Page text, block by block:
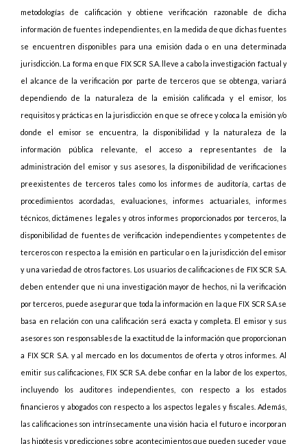
metodologías de calificación y obtiene verificación razonable de dicha
información de fuentes independientes, en la medida de que dichas fuentes
se encuentren disponibles para una emisión dada o en una determinada
jurisdicción. La forma en que FIX SCR S.A. lleve a cabo la investigación factual y
el alcance de la verificación por parte de terceros que se obtenga, variará
dependiendo de la naturaleza de la emisión calificada y el emisor, los
requisitos y prácticas en la jurisdicción en que se ofrece y coloca la emisión y/o
donde el emisor se encuentra, la disponibilidad y la naturaleza de la
información pública relevante, el acceso a representantes de la
administración del emisor y sus asesores, la disponibilidad de verificaciones
preexistentes de terceros tales como los informes de auditoría, cartas de
procedimientos acordadas, evaluaciones, informes actuariales, informes
técnicos, dictámenes legales y otros informes proporcionados por terceros, la
disponibilidad de fuentes de verificación independientes y competentes de
terceros con respecto a la emisión en particular o en la jurisdicción del emisor
y una variedad de otros factores. Los usuarios de calificaciones de FIX SCR S.A.
deben entender que ni una investigación mayor de hechos, ni la verificación
por terceros, puede asegurar que toda la información en la que FIX SCR S.A.se
basa en relación con una calificación será exacta y completa. El emisor y sus
asesores son responsables de la exactitud de la información que proporcionan
a FIX SCR S.A. y al mercado en los documentos de oferta y otros informes. Al
emitir sus calificaciones, FIX SCR S.A. debe confiar en la labor de los expertos,
incluyendo los auditores independientes, con respecto a los estados
financieros y abogados con respecto a los aspectos legales y fiscales. Además,
las calificaciones son intrínsecamente una visión hacia el futuro e incorporan
las hipótesis y predicciones sobre acontecimientos que pueden suceder y que